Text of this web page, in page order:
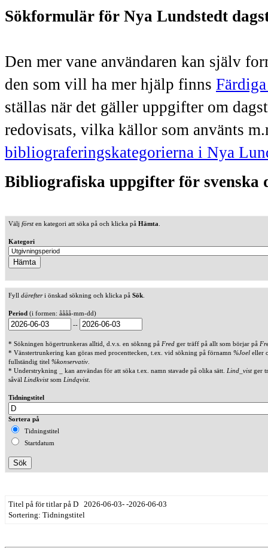
Sökformulär för Nya Lundstedt
Den mer vane användaren kan själv
den som vill ha mer hjälp finns
ställas när det gäller uppgifter om
redovisats, vilka källor som använts
bibliograferingskategorierna i Nya
Bibliografiska uppgifter för svenska
Välj försten kategori att söka på och klicka på Hämta
Kategori
Fyll därefteri önskad sökning och klicka på Sök
Period (i formen: åååå-mm-dd)
--
* Sökningen högertrunkeras alltid, d.v.s. en söknng på Fred ger träff på allt som börjar på
* Vänstertrunkering kan göras med procenttecken, t.ex. vid sökning på förnamn %Joel eller
fullständig titel %konservativ
* Understrykning _ kan användas för att söka t.ex. namn stavade på olika sätt. Lind_vistger
såväl Lindkvistsom Lindqvist.
Tidningstitel
Sortera på
Tidningstitel
Startdatum
Titel på för titlar på D 2026-06-03- -2026-06-03
Sortering: Tidningstitel